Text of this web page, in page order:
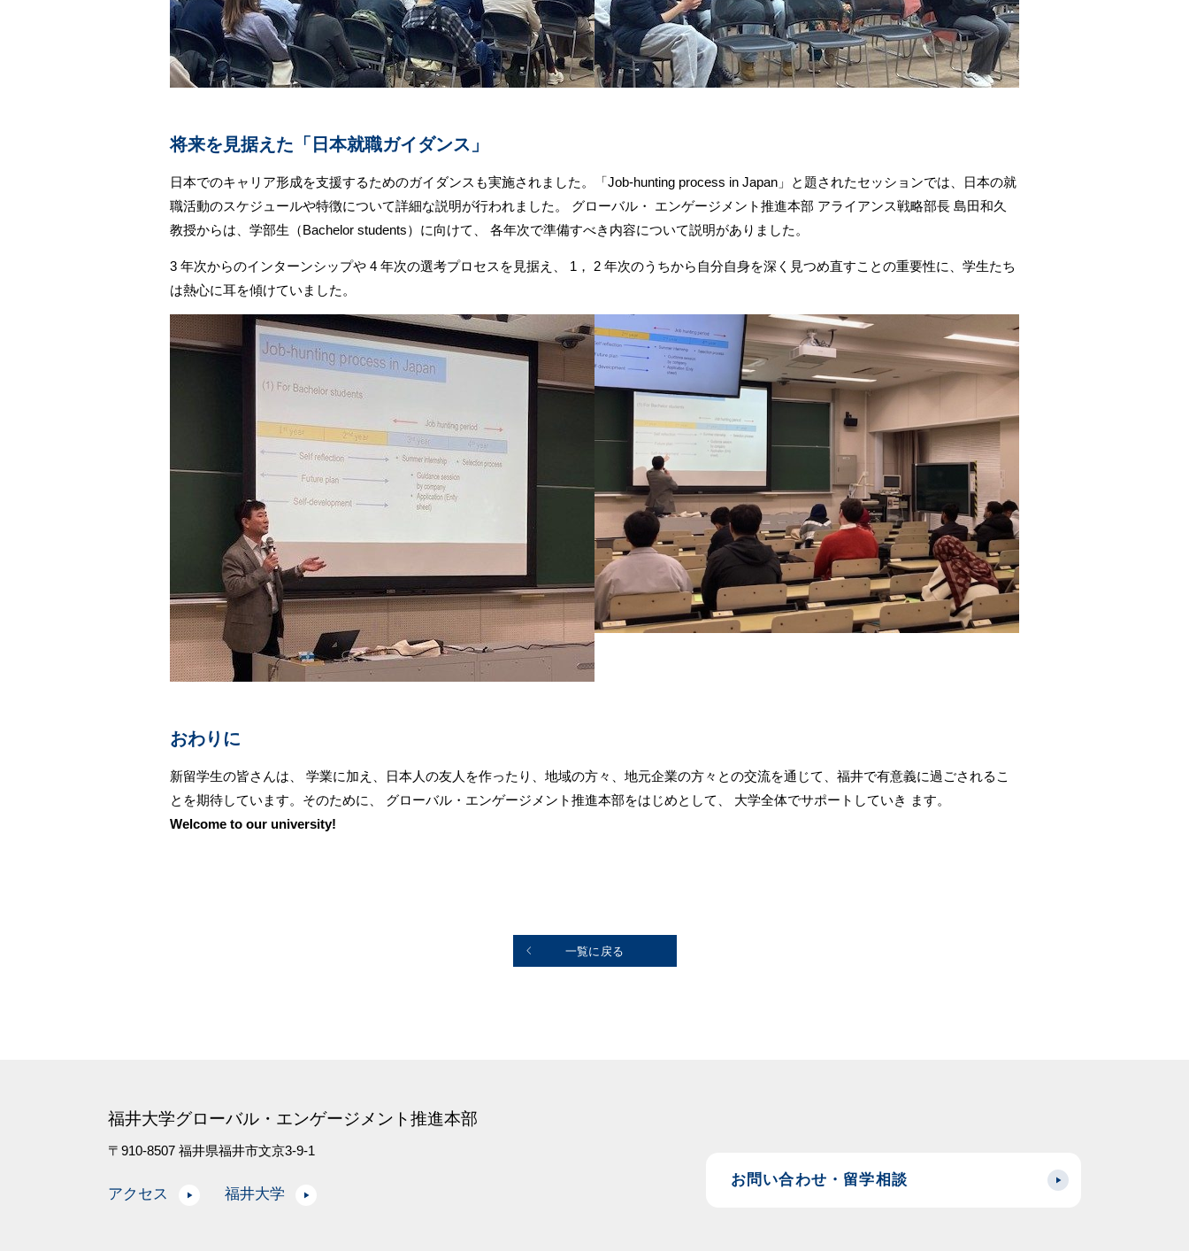
将来を見据えた「日本就職ガイダンス」
日本でのキャリア形成を支援するためのガイダンスも実施されました。「Job-hunting process in Japan」と題されたセッションでは、日本の就
職活動のスケジュールや特徴について詳細な説明が行われました。 グローバル・ エンゲージメント推進本部 アライアンス戦略部長 島田和久
教授からは、学部生（Bachelor students）に向けて、 各年次で準備すべき内容について説明がありました。
3 年次からのインターンシップや 4 年次の選考プロセスを見据え、 1， 2 年次のうちから自分自身を深く見つめ直すことの重要性に、学生たち
は熱心に耳を傾けていました。
おわりに
新留学生の皆さんは、 学業に加え、日本人の友人を作ったり、地域の方々、地元企業の方々との交流を通じて、福井で有意義に過ごされるこ
とを期待しています。そのために、 グローバル・エンゲージメント推進本部をはじめとして、 大学全体でサポートしていき ます。
Welcome to our university!
一覧に戻る
福井大学グローバル・エンゲージメント推進本部
〒910-8507 福井県福井市文京3-9-1
アクセス 福井大学
お問い合わせ・留学相談